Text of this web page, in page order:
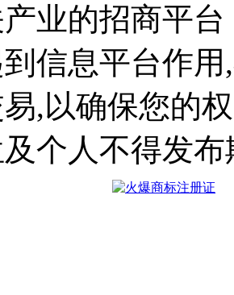
业的招商平台
信息平台作
,以确保您的
个人不得发